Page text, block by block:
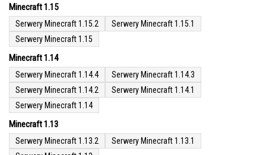
Minecraft 1.15
Serwery Minecraft 1.15.2
Serwery Minecraft 1.15.1
Serwery Minecraft 1.15
Minecraft 1.14
Serwery Minecraft 1.14.4
Serwery Minecraft 1.14.3
Serwery Minecraft 1.14.2
Serwery Minecraft 1.14.1
Serwery Minecraft 1.14
Minecraft 1.13
Serwery Minecraft 1.13.2
Serwery Minecraft 1.13.1